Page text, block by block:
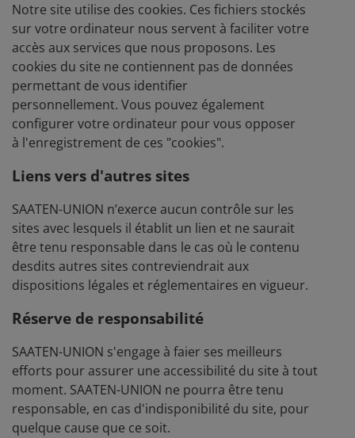
Notre site utilise des cookies. Ces fichiers stockés
sur votre ordinateur nous servent à faciliter votre
accès aux services que nous proposons. Les
cookies du site ne contiennent pas de données
permettant de vous identifier
personnellement. Vous pouvez également
configurer votre ordinateur pour vous opposer
à l'enregistrement de ces "cookies".
Liens vers d'autres sites
SAATEN-UNION n’exerce aucun contrôle sur les
sites avec lesquels il établit un lien et ne saurait
être tenu responsable dans le cas où le contenu
desdits autres sites contreviendrait aux
dispositions légales et réglementaires en vigueur.
Réserve de responsabilité
SAATEN-UNION s'engage à faier ses meilleurs
efforts pour assurer une accessibilité du site à tout
moment. SAATEN-UNION ne pourra être tenu
responsable, en cas d'indisponibilité du site, pour
quelque cause que ce soit.